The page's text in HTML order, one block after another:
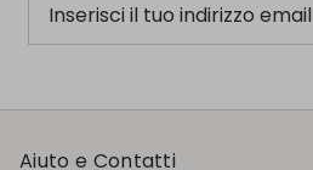
Inserisci il tuo indirizzo email
Aiuto e Contatti